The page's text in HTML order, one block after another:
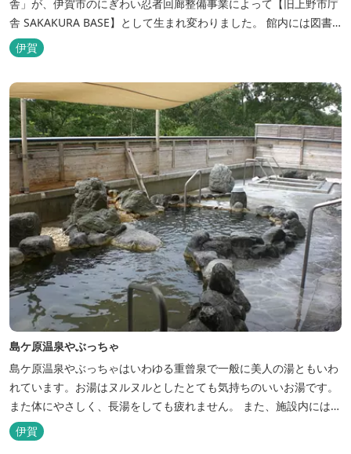
舎」が、伊賀市のにぎわい忍者回廊整備事業によって【旧上野市庁
舎 SAKAKURA BASE】として生まれ変わりました。 館内には図書
館やホテル、カフェがあるほか、観光案内所「伊賀市観光インフォ
メーションセンター」や伊賀の逸品を取り揃えた「伊賀百貨
Souvenir Shop」も併殺されています。
伊賀
島ケ原温泉やぶっちゃ
島ケ原温泉やぶっちゃはいわゆる重曾泉で一般に美人の湯ともいわ
れています。お湯はヌルヌルとしたとても気持ちのいいお湯です。
また体にやさしく、長湯をしても疲れません。 また、施設内にはオ
ートキャンプ場、デイキャンプ場、テニスコート、水遊び場（夏季
限定）、こんにゃくやパン作りの体験できる工房などがあります。
伊賀